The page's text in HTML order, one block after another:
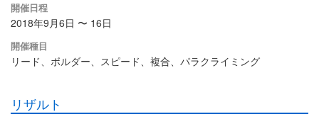
開催日程
2018年9月6日 〜 16日
開催種目
リード、ボルダー、スピード、複合、パラクライミング
リザルト